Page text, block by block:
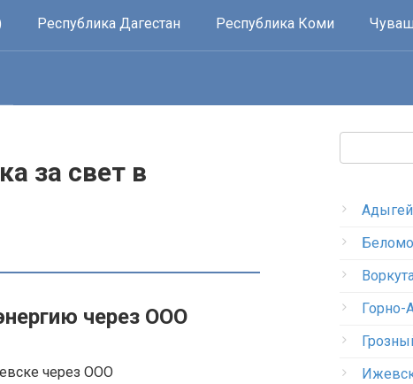
Республика Дагестан Республика Коми
за свет в
через ООО
через ООО
Горно-